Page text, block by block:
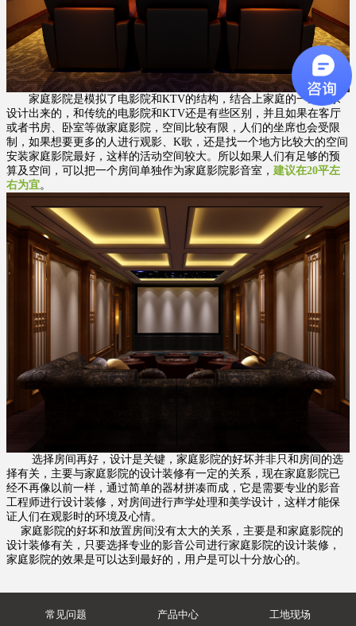
家庭影院是模拟了电影院和KTV的结构，结合上家庭的一些需求
设计出来的，和传统的电影院和KTV还是有些区别，并且如果在客厅
或者书房、卧室等做家庭影院，空间比较有限，人们的坐席也会受限
制，如果想要更多的人进行观影、K歌，还是找一个地方比较大的空间
安装家庭影院最好，这样的活动空间较大。所以如果人们有足够的预
算及空间，可以把一个房间单独作为家庭影院影音室， 建议在20平左
右为宜。
选择房间再好，设计是关键，家庭影院的好坏并非只和房间的选
择有关，主要与家庭影院的设计装修有一定的关系，现在家庭影院已
经不再像以前一样，通过简单的器材拼凑而成，它是需要专业的影音
工程师进行设计装修，对房间进行声学处理和美学设计，这样才能保
证人们在观影时的环境及心情。
家庭影院的好坏和放置房间没有太大的关系，主要是和家庭影院的
设计装修有关，只要选择专业的影音公司进行家庭影院的设计装修，
家庭影院的效果是可以达到最好的，用户是可以十分放心的。
常见问题 产品中心 工地现场